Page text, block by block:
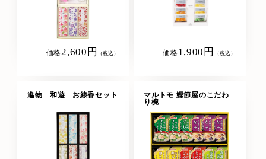
価格2,600円 （税込） 価格1,900円 （税込）
進物 和遊 お線香セット マルトモ 鰹節屋のこだわ
り椀